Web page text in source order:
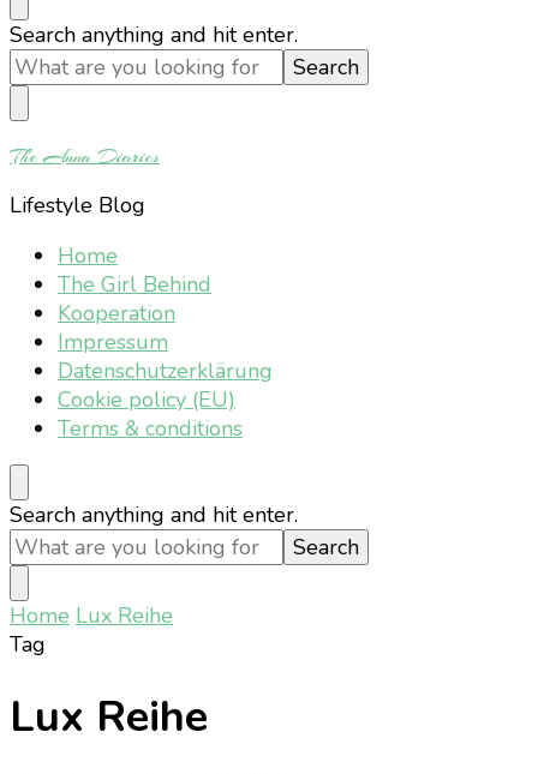
Looking
for
Something?
Search anything and hit enter.
The Anna Diaries
Lifestyle Blog
Home
The Girl Behind
Kooperation
Impressum
Datenschutzerklärung
Cookie policy (EU)
Terms & conditions
Looking
for
Something?
Search anything and hit enter.
Home Lux Reihe
Tag
Lux Reihe